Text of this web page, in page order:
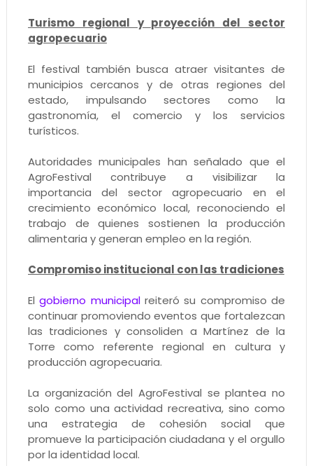
Turismo regional y proyección del sector
agropecuario
El festival también busca atraer visitantes de
municipios cercanos y de otras regiones del
estado, impulsando sectores como la
gastronomía, el comercio y los servicios
turísticos.
Autoridades municipales han señalado que el
AgroFestival contribuye a visibilizar la
importancia del sector agropecuario en el
crecimiento económico local, reconociendo el
trabajo de quienes sostienen la producción
alimentaria y generan empleo en la región.
Compromiso institucional con las tradiciones
Elgobierno municipalreiteró su compromiso de
continuar promoviendo eventos que fortalezcan
las tradiciones y consoliden a Martínez de la
Torre como referente regional en cultura y
producción agropecuaria.
La organización del AgroFestival se plantea no
solo como una actividad recreativa, sino como
una estrategia de cohesión social que
promueve la participación ciudadana y el orgullo
por la identidad local.